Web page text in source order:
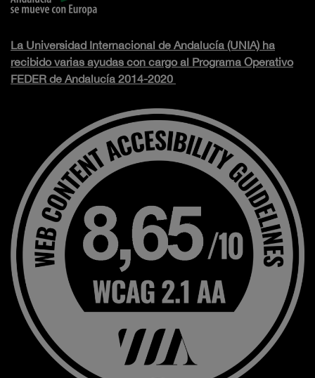
La Universidad Internacional de Andalucía (UNIA) ha
recibido varias ayudas con cargo al Programa Operativo
FEDER de Andalucía 2014-2020